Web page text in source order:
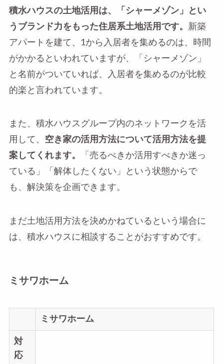
積水ハウスの土地活用は、「シャーメゾン」とい
うブランド力をもった住居系土地活用です。 新築
アパートを建て、1から入居者を集めるのは、時間
がかかるといわれていますが、「シャーメゾン」
と名前がついていれば、入居者を集めるのが比較
的楽と言われています。
また、積水ハウスグループ内のネットワークを活
用して、 空き家の活用方法について活用方法を提
案してくれます。
「売るべきか活用すべきか迷っ
ている」「解体したくない」という状態からで
も、解決策を企画できます。
まだ土地活用方法を決めかねているという場合に
は、積水ハウスに相談することがおすすめです。
ミサワホーム
ミサワホーム
対
応